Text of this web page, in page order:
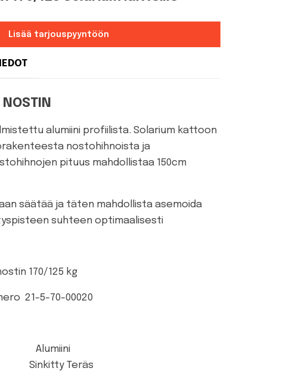
Lisää tarjouspyyntöön
alumiini profiilista. Solarium kattoon
nostohihnoista ja
pituus mahdollistaa 150cm
säätää ja täten mahdollista asemoida
suhteen optimaalisesti
170/125 kg
21-5-70-00020
Alumiini
Teräs